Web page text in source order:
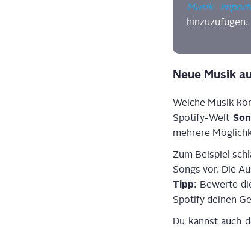
Musik
hinzuzufügen.
Neue Musik
Wel­che Musik
Spo­ti­fy-Welt
meh­re­re
Zum Bei­spiel
Songs vor. Die
Tipp: Bewer­te
Spo­ti­fy dei­nen
Du kannst auch